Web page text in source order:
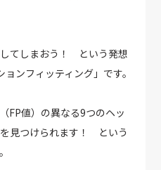
てしまおう！ という発想
ンフィッティング」です。
FP値）の異なる9つのヘッ
見つけられます！ という